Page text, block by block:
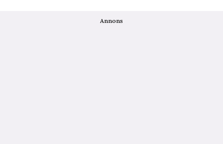
Annons